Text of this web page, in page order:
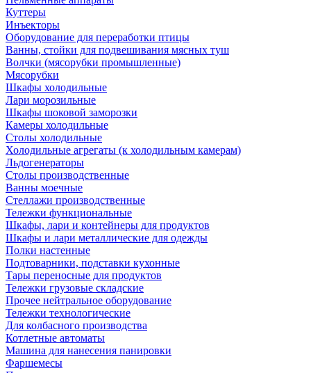
Куттеры
Инъекторы
Оборудование для переработки птицы
Ванны, стойки для подвешивания мясных туш
Волчки (мясорубки промышленные)
Мясорубки
Шкафы холодильные
Лари морозильные
Шкафы шоковой заморозки
Камеры холодильные
Столы холодильные
Холодильные агрегаты (к холодильным камерам)
Льдогенераторы
Столы производственные
Ванны моечные
Стеллажи производственные
Тележки функциональные
Шкафы, лари и контейнеры для продуктов
Шкафы и лари металлические для одежды
Полки настенные
Подтоварники, подставки кухонные
Тары переносные для продуктов
Тележки грузовые складские
Прочее нейтральное оборудование
Тележки технологические
Для колбасного производства
Котлетные автоматы
Машина для нанесения панировки
Фаршемесы